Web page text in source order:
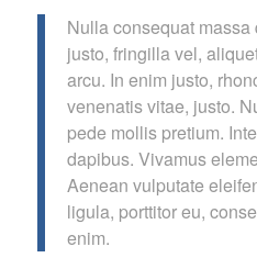
Nulla consequat
justo, fringilla vel,
arcu. In enim justo,
venenatis vitae, justo.
pede mollis pretium.
dapibus. Vivamus
Aenean vulputate
ligula, porttitor eu,
enim.